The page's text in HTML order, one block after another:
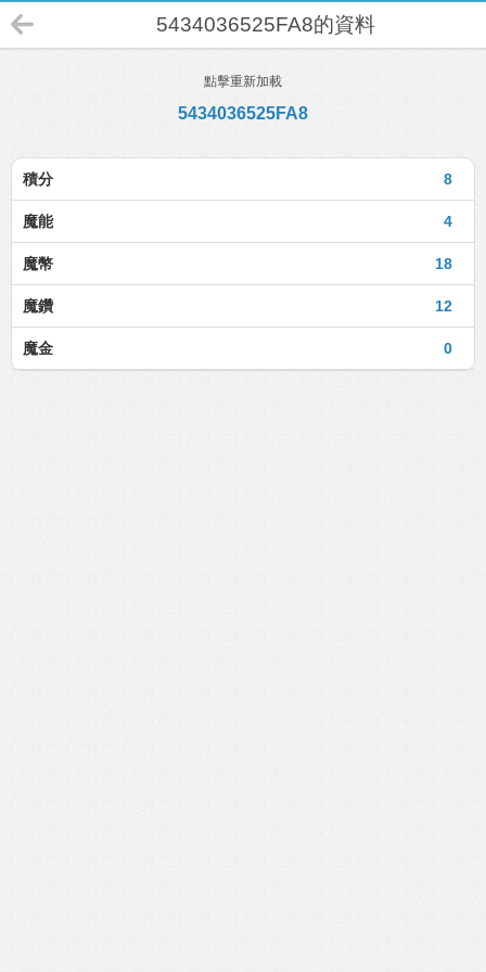
5434036525FA8的資料
點擊重新加載
5434036525FA8
8
積分
4
魔能
18
魔幣
12
魔鑽
0
魔金